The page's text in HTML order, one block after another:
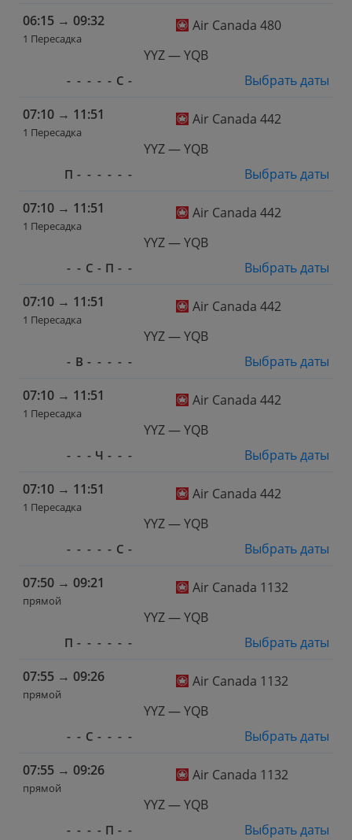
06:15 → 09:32
1 Пересадка
Air Canada 480
YYZ — YQB
- - - - - С -
Выбрать даты
07:10 → 11:51
1 Пересадка
Air Canada 442
YYZ — YQB
П - - - - - -
Выбрать даты
07:10 → 11:51
1 Пересадка
Air Canada 442
YYZ — YQB
- - С - П - -
Выбрать даты
07:10 → 11:51
1 Пересадка
Air Canada 442
YYZ — YQB
- В - - - - -
Выбрать даты
07:10 → 11:51
1 Пересадка
Air Canada 442
YYZ — YQB
- - - Ч - - -
Выбрать даты
07:10 → 11:51
1 Пересадка
Air Canada 442
YYZ — YQB
- - - - - С -
Выбрать даты
07:50 → 09:21
прямой
Air Canada 1132
YYZ — YQB
П - - - - - -
Выбрать даты
07:55 → 09:26
прямой
Air Canada 1132
YYZ — YQB
- - С - - - -
Выбрать даты
07:55 → 09:26
прямой
Air Canada 1132
YYZ — YQB
- - - - П - -
Выбрать даты